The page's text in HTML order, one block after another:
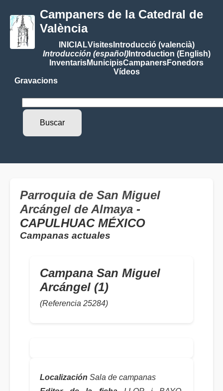
Campaners de la Catedral de
València
INICIALVisitesIntroducció (valencià)
Introducción (español)Introduction (English)
InventarisMunicipisCampanersFonedors
Vídeos
Gravacions
Parroquia de San Miguel
Arcángel de Almaya -
CAPULHUAC MÉXICO
Campanas actuales
Campana San Miguel
Arcángel (1)
(Referencia 25284)
Localización Sala de campanas